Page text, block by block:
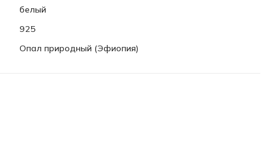
белый
925
Опал природный (Эфиопия)